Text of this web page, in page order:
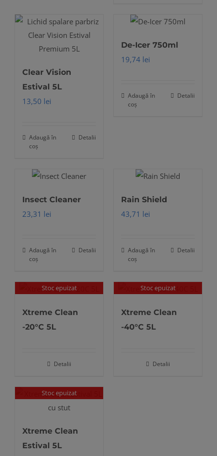
Clear Vision
Estival 5L
13,50 lei
Adaugă în
coș
Detalii
De-Icer 750ml
19,74 lei
Adaugă în
coș
Detalii
Insect Cleaner
23,31 lei
Adaugă în
coș
Detalii
Rain Shield
43,71 lei
Adaugă în
coș
Detalii
Stoc epuizat
Xtreme Clean
-20°C 5L
Detalii
Stoc epuizat
Xtreme Clean
-40°C 5L
Detalii
Stoc epuizat
Xtreme Clean
Estival 5L